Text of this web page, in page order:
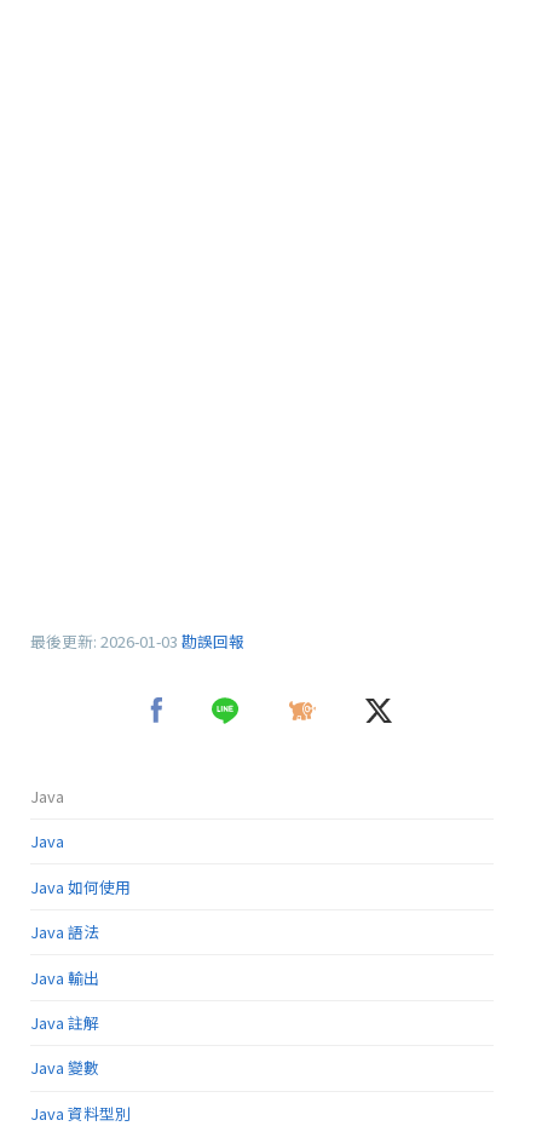
最後更新: 2026-01-03 勘誤回報
Java
Java
Java 如何使用
Java 語法
Java 輸出
Java 註解
Java 變數
Java 資料型別